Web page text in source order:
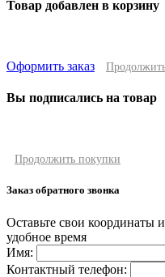
Товар добавлен в корзину
Оформить заказ
Вы подписались на товар
Продолжить покупки
Заказ обратного звонка
Оставьте свои координаты
удобное время
Имя:
Контактный телефон: